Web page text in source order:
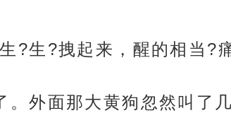
?生?拽起来，醒的相当?
外面那大黄狗忽然叫了